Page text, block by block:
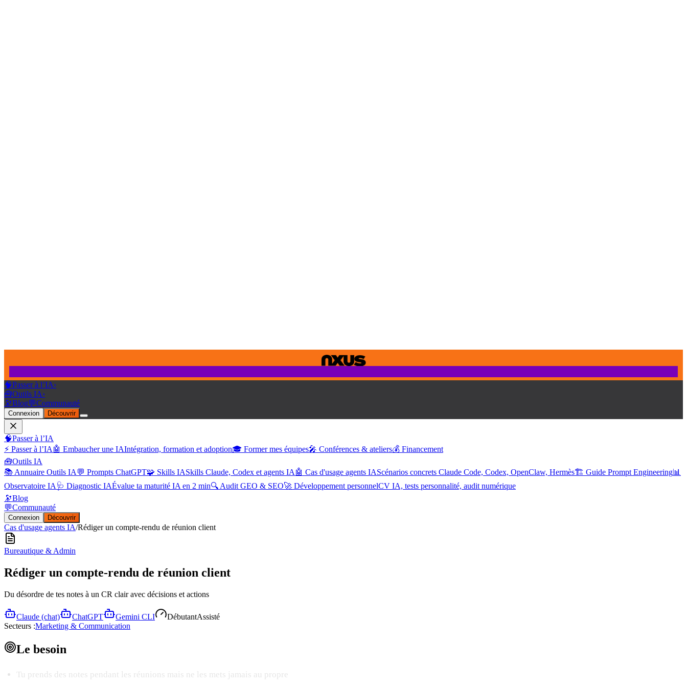
🧠Passer à l’IA›
🧰Outils IA›
🔭Blog💬Communauté
Connexion Découvrir
🧠Passer à l’IA
⚡ Passer à l’IA 🤖 Embaucher une IAIntégration, formation et adoption🎓 Former mes équipes🎤 Conférences & ateliers💰 Financement
🧰Outils IA
📚 Annuaire Outils IA 💬 Prompts ChatGPT🧩 Skills IASkills Claude, Codex et agents IA 🤖 Cas d'usage agents IAScénarios concrets Claude Code, Codex, OpenClaw, Hermès🏗️ Guide Prompt Engineering📊
Observatoire IA 🩺 Diagnostic IAÉvalue ta maturité IA en 2 min🔍 Audit GEO & SEO🚀 Développement personnelCV IA, tests personnalité, audit numérique
🔭Blog
💬Communauté
Connexion Découvrir
Cas d'usage agents IA/Rédiger un compte-rendu de réunion client
Bureautique & Admin
Rédiger un compte-rendu de réunion client
Du désordre de tes notes à un CR clair avec décisions et actions
Claude (chat) ChatGPT Gemini CLI DébutantAssisté
Secteurs :Marketing & Communication
Le besoin
Tu prends des notes pendant les réunions mais ne les mets jamais au propre